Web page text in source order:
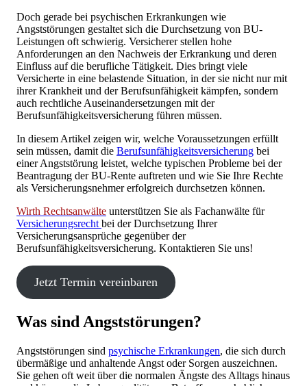
Doch gerade bei psychischen Erkrankungen wie
Angststörungen gestaltet sich die Durchsetzung von BU-
Leistungen oft schwierig. Versicherer stellen hohe
Anforderungen an den Nachweis der Erkrankung und deren
Einfluss auf die berufliche Tätigkeit. Dies bringt viele
Versicherte in eine belastende Situation, in der sie nicht nur mit
ihrer Krankheit und der Berufsunfähigkeit kämpfen, sondern
auch rechtliche Auseinandersetzungen mit der
Berufsunfähigkeitsversicherung führen müssen.
In diesem Artikel zeigen wir, welche Voraussetzungen erfüllt
sein müssen, damit die Berufsunfähigkeitsversicherung bei
einer Angststörung leistet, welche typischen Probleme bei der
Beantragung der BU-Rente auftreten und wie Sie Ihre Rechte
als Versicherungsnehmer erfolgreich durchsetzen können.
Wirth Rechtsanwälte unterstützen Sie als Fachanwälte für
Versicherungsrecht bei der Durchsetzung Ihrer
Versicherungsansprüche gegenüber der
Berufsunfähigkeitsversicherung. Kontaktieren Sie uns!
Jetzt Termin vereinbaren
Was sind Angststörungen?
Angststörungen sind psychische Erkrankungen, die sich durch
übermäßige und anhaltende Angst oder Sorgen auszeichnen.
Sie gehen oft weit über die normalen Ängste des Alltags hinaus